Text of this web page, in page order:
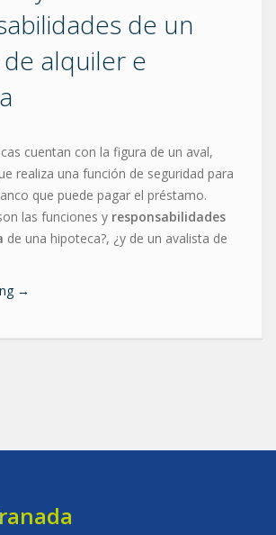
de un
alquiler e
cuentan con la figura de un aval,
realiza una función de seguridad para
que puede pagar el préstamo.
las funciones y responsabilidades
de una hipoteca?, ¿y de un avalista de
→